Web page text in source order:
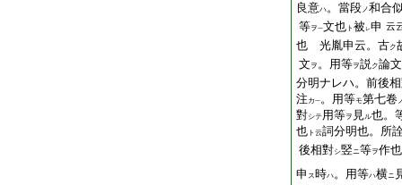
良意ハ。當段ノ和合
等ヲ一文也 ト 被 レ申 云
也 光胤申云。古ク
文 ヲ 。用等ヲ説ク論
分明ナレハ。前後
注 カ一。用等モ第七卷
對シテ用等ヲ 見ル也。
也 ト云詞分明也。所
後相對シ竪ニ等ヲ作也
申 ス時ハ。用等ハ横ニ